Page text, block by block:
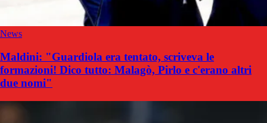
News
Maldini: "Guardiola era tentato, scriveva le
formazioni! Dico tutto: Malagò, Pirlo e c'erano altri
due nomi"